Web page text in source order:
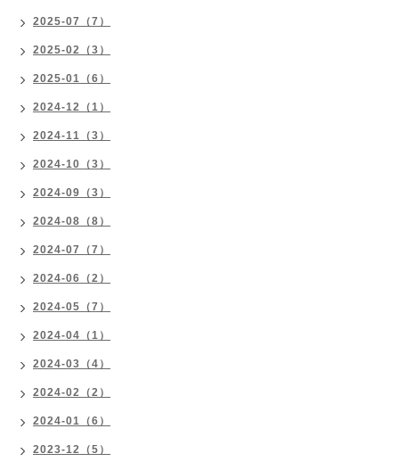
2025-07（7）
2025-02（3）
2025-01（6）
2024-12（1）
2024-11（3）
2024-10（3）
2024-09（3）
2024-08（8）
2024-07（7）
2024-06（2）
2024-05（7）
2024-04（1）
2024-03（4）
2024-02（2）
2024-01（6）
2023-12（5）